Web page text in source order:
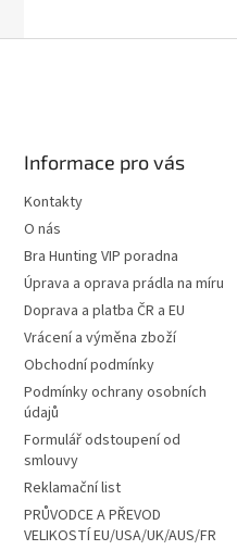
Informace pro vás
Kontakty
O nás
Bra Hunting VIP poradna
Úprava a oprava prádla na míru
Doprava a platba ČR a EU
Vrácení a výměna zboží
Obchodní podmínky
Podmínky ochrany osobních
údajů
Formulář odstoupení od
smlouvy
Reklamační list
PRŮVODCE A PŘEVOD
VELIKOSTÍ EU/USA/UK/AUS/FR